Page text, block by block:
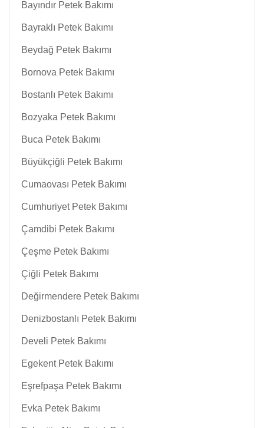
Bayındır Petek Bakımı
Bayraklı Petek Bakımı
Beydağ Petek Bakımı
Bornova Petek Bakımı
Bostanlı Petek Bakımı
Bozyaka Petek Bakımı
Buca Petek Bakımı
Büyükçiğli Petek Bakımı
Cumaovası Petek Bakımı
Cumhuriyet Petek Bakımı
Çamdibi Petek Bakımı
Çeşme Petek Bakımı
Çiğli Petek Bakımı
Değirmendere Petek Bakımı
Denizbostanlı Petek Bakımı
Develi Petek Bakımı
Egekent Petek Bakımı
Eşrefpaşa Petek Bakımı
Evka Petek Bakımı